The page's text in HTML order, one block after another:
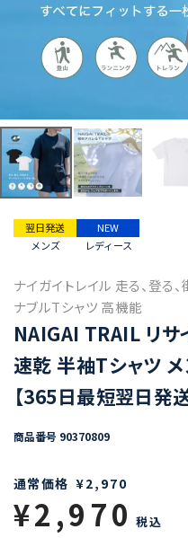
翌日発送
NEW
メンズ
レディース
ナイガイトレイル 走る、登る
ナブルTシャツ 高機能
NAIGAI TRAIL リサ
速乾 半袖Tシャツ
【365日最短翌日発
商品番号 90370809
通常価格 ¥2,970
¥2,970 税込